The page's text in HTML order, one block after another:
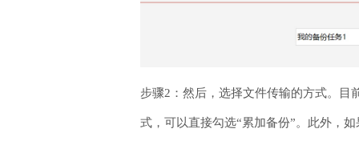
步骤2：然后，选择文件传输的方式。目
式，可以直接勾选“累加备份”。此外，